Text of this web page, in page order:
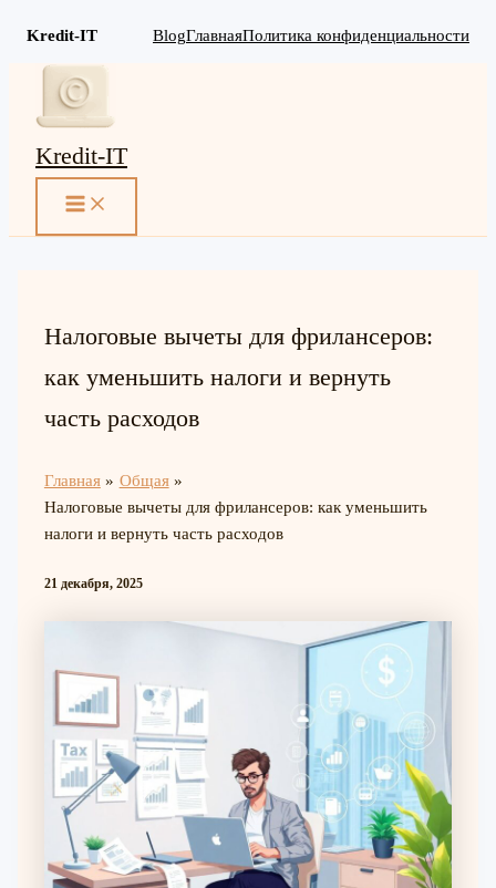
Kredit-IT BlogГлавнаяПолитика конфиденциальности
Перейти
содержимому
Kredit-IT
MAIN
Налоговые вычеты для фрилансеров:
как уменьшить налоги и вернуть
часть расходов
Главная
Общая
Налоговые вычеты для фрилансеров: как уменьшить
налоги и вернуть часть расходов
21 декабря, 2025